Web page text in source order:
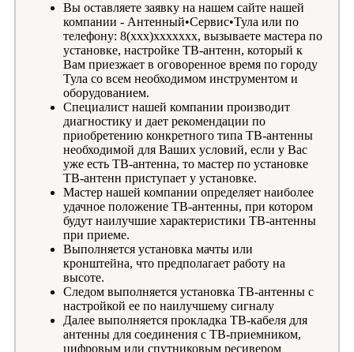
Вы оставляете заявку на нашем сайте нашей
компании - Антенный•Сервис•Тула или по
телефону: 8(xxx)xxxxxxx, вызываете мастера по
установке, настройке ТВ-антенн, который к
Вам приезжает в оговоренное время по городу
Тула со всем необходимом инструментом и
оборудованием.
Специалист нашей компании производит
диагностику и дает рекомендации по
приобретению конкретного типа ТВ-антенны
необходимой для Ваших условий, если у Вас
уже есть ТВ-антенна, то мастер по установке
ТВ-антенн приступает у установке.
Мастер нашей компании определяет наиболее
удачное положение ТВ-антенны, при котором
будут наилучшие характеристики ТВ-антенны
при приеме.
Выполняется установка мачты или
кронштейна, что предполагает работу на
высоте.
Следом выполняется установка ТВ-антенны с
настройкой ее по наилучшему сигналу
Далее выполняется прокладка ТВ-кабеля для
антенны для соединения с ТВ-приемником,
цифровым или спутниковым ресивером